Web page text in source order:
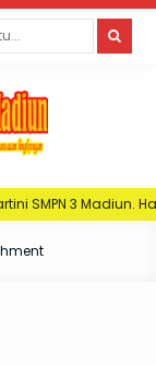
Hari Senin : Jam